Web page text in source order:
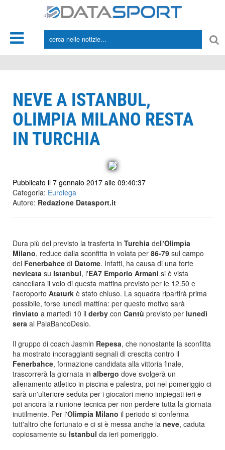
NEVE A ISTANBUL,
OLIMPIA MILANO RESTA
IN TURCHIA
Pubblicato il 7 gennaio 2017 alle 09:40:37
Categoria: Eurolega
Autore: Redazione Datasport.it
Dura più del previsto la trasferta in Turchia dell'Olimpia
Milano, reduce dalla sconfitta in volata per 86-79 sul campo
del Fenerbahce di Datome. Infatti, ha causa di una forte
nevicata su Istanbul, l'EA7 Emporio Armani si è vista
cancellara il volo di questa mattina previsto per le 12.50 e
l'aeroporto Ataturk è stato chiuso. La squadra ripartirà prima
possibile, forse lunedì mattina: per questo motivo sarà
rinviato a martedì 10 il derby con Cantù previsto per lunedì
sera al PalaBancoDesio.
Il gruppo di coach Jasmin Repesa, che nonostante la sconfitta
ha mostrato incoraggianti segnali di crescita contro il
Fenerbahce, formazione candidata alla vittoria finale,
trascorrerà la giornata in albergo dove svolgerà un
allenamento atletico in piscina e palestra, poi nel pomeriggio ci
sarà un'ulteriore seduta per i giocatori meno impiegati ieri e
poi ancora la riunione tecnica per non perdere tutta la giornata
inutilmente. Per l'Olimpia Milano il periodo si conferma
tutt'altro che fortunato e ci si è messa anche la neve, caduta
copiosamente su Istanbul da ieri pomeriggio.